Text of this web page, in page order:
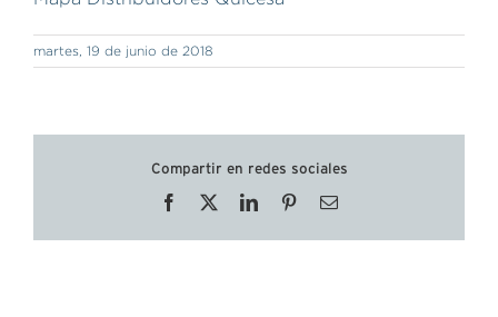
martes, 19 de junio de 2018
Compartir en redes sociales
Facebook LinkedInPinterestCorreo